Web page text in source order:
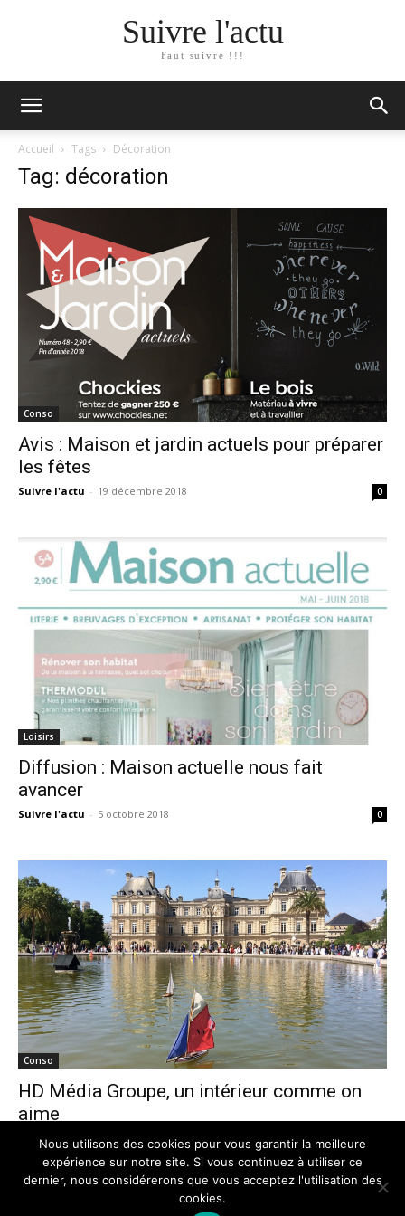
Suivre l'actu
Faut suivre !!!
Accueil Tags Décoration
Tag: décoration
Conso
Avis : Maison et jardin actuels pour préparer
les fêtes
Suivre l'actu - 19 décembre 2018 0
Loisirs
Diffusion : Maison actuelle nous fait
avancer
Suivre l'actu - 5 octobre 2018 0
Conso
HD Média Groupe, un intérieur comme on
aime
Suivre l'actu - 15 mai 2018
Nous utilisons des cookies pour vous garantir la meilleure
expérience sur notre site. Si vous continuez à utiliser ce
dernier, nous considérerons que vous acceptez l'utilisation des
cookies.